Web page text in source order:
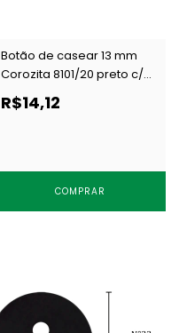
Botão de casear 13 mm
Corozita 8101/20 preto c/
144 un
R$14,12
COMPRAR